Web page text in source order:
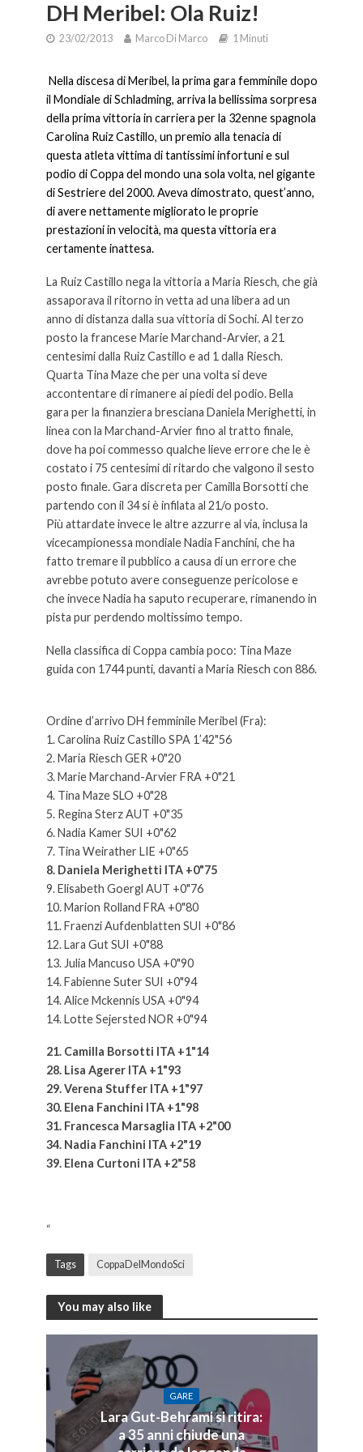
DH Meribel: Ola Ruiz!
23/02/2013 Marco Di Marco 1 Minuti
Nella discesa di Meribel, la prima gara femminile dopo
il Mondiale di Schladming, arriva la bellissima sorpresa
della prima vittoria in carriera per la 32enne spagnola
Carolina Ruiz Castillo, un premio alla tenacia di
questa atleta vittima di tantissimi infortuni e sul
podio di Coppa del mondo una sola volta, nel gigante
di Sestriere del 2000. Aveva dimostrato, quest’anno,
di avere nettamente migliorato le proprie
prestazioni in velocità, ma questa vittoria era
certamente inattesa.
La Ruiz Castillo nega la vittoria a Maria Riesch, che già
assaporava il ritorno in vetta ad una libera ad un
anno di distanza dalla sua vittoria di Sochi. Al terzo
posto la francese Marie Marchand-Arvier, a 21
centesimi dalla Ruiz Castillo e ad 1 dalla Riesch.
Quarta Tina Maze che per una volta si deve
accontentare di rimanere ai piedi del podio. Bella
gara per la finanziera bresciana Daniela Merighetti, in
linea con la Marchand-Arvier fino al tratto finale,
dove ha poi commesso qualche lieve errore che le è
costato i 75 centesimi di ritardo che valgono il sesto
posto finale. Gara discreta per Camilla Borsotti che
partendo con il 34 si è infilata al 21/o posto.
Più attardate invece le altre azzurre al via, inclusa la
vicecampionessa mondiale Nadia Fanchini, che ha
fatto tremare il pubblico a causa di un errore che
avrebbe potuto avere conseguenze pericolose e
che invece Nadia ha saputo recuperare, rimanendo in
pista pur perdendo moltissimo tempo.
Nella classifica di Coppa cambia poco: Tina Maze
guida con 1744 punti, davanti a Maria Riesch con 886.
Ordine d’arrivo DH femminile Meribel (Fra):
1. Carolina Ruiz Castillo SPA 1’42"56
2. Maria Riesch GER +0"20
3. Marie Marchand-Arvier FRA +0"21
4. Tina Maze SLO +0"28
5. Regina Sterz AUT +0"35
6. Nadia Kamer SUI +0"62
7. Tina Weirather LIE +0"65
8. Daniela Merighetti ITA +0"75
9. Elisabeth Goergl AUT +0"76
10. Marion Rolland FRA +0"80
11. Fraenzi Aufdenblatten SUI +0"86
12. Lara Gut SUI +0"88
13. Julia Mancuso USA +0"90
14. Fabienne Suter SUI +0"94
14. Alice Mckennis USA +0"94
14. Lotte Sejersted NOR +0"94
21. Camilla Borsotti ITA +1"14
28. Lisa Agerer ITA +1"93
29. Verena Stuffer ITA +1"97
30. Elena Fanchini ITA +1"98
31. Francesca Marsaglia ITA +2"00
34. Nadia Fanchini ITA +2"19
39. Elena Curtoni ITA +2"58
“
Tags CoppaDelMondoSci
You may also like
GARE
Lara Gut-Behrami si ritira:
a 35 anni chiude una